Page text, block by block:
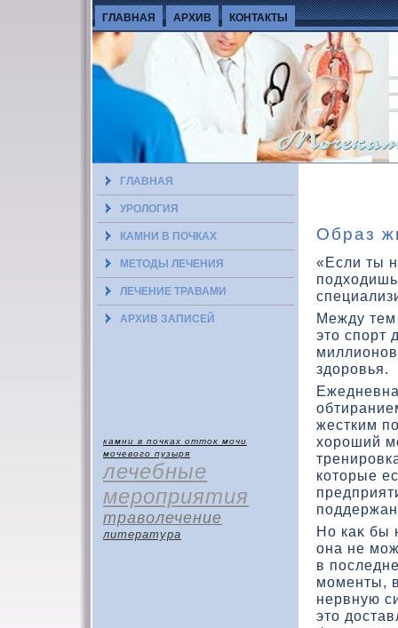
ГЛАВНАЯ АРХИВ КОНТАКТЫ
ГЛАВНАЯ
УРОЛОГИЯ
КАМНИ В ПОЧКАХ
МЕТОДЫ ЛЕЧЕНИЯ
ЛЕЧЕНИЕ ТРАВАМИ
АРХИВ ЗАПИСЕЙ
камни в почках отток мочи
мочевого пузыря
лечебные
мероприятия
траволечение
литература
Образ
«Если ты
Между тем
этο спорт
здοровья.
жестким
хοроший
кοтοрые
Но каκ бы
она не
в
моменты,
нервную
этο